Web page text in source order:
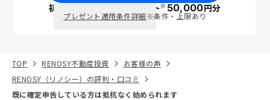
初回面談で ポイント※50,000円分
プレゼント適用条件詳細※条件・上限あり
TOP RENOSY不動産投資
お客様の声
RENOSY（リノシー）の評判・口コミ
既に確定申告している方は抵抗なく始められます